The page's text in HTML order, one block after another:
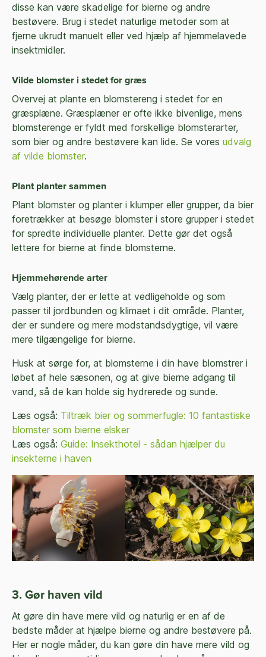
disse kan være skadelige for bierne og andre
bestøvere. Brug i stedet naturlige metoder som at
fjerne ukrudt manuelt eller ved hjælp af hjemmelavede
insektmidler.
Vilde blomster i stedet for græs
Overvej at plante en blomstereng i stedet for en
græsplæne. Græsplæner er ofte ikke bivenlige, mens
blomsterenge er fyldt med forskellige blomsterarter,
som bier og andre bestøvere kan lide. Se vores udvalg
af vilde blomster.
Plant planter sammen
Plant blomster og planter i klumper eller grupper, da bier
foretrækker at besøge blomster i store grupper i stedet
for spredte individuelle planter. Dette gør det også
lettere for bierne at finde blomsterne.
Hjemmehørende arter
Vælg planter, der er lette at vedligeholde og som
passer til jordbunden og klimaet i dit område. Planter,
der er sundere og mere modstandsdygtige, vil være
mere tilgængelige for bierne.
Husk at sørge for, at blomsterne i din have blomstrer i
løbet af hele sæsonen, og at give bierne adgang til
vand, så de kan holde sig hydrerede og sunde.
Læs også: Tiltræk bier og sommerfugle: 10 fantastiske
blomster som bierne elsker
Læs også: Guide: Insekthotel - sådan hjælper du
insekterne i haven
3. Gør haven vild
At gøre din have mere vild og naturlig er en af de
bedste måder at hjælpe bierne og andre bestøvere på.
Her er nogle måder, du kan gøre din have mere vild og